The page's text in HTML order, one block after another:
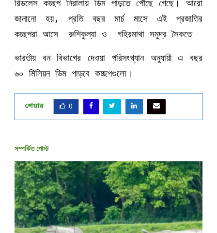
রিডলেস কচ্ছপ নিরালায় ডিম পাড়তে পৌঁছে গেছে। আরো
জানানো হয়, প্রতি বছর মার্চ মাসে এই প্রজাতির
কচ্ছপরা আসে রুশিকুল্যা ও গহিরমাথা সমুদ্র সৈকতে
ভারতীয় বন বিভাগের দেওয়া পরিসংখ্যান অনুযায়ী এ বছর
৬০ মিলিয়ন ডিম পাড়বে কচ্ছপগুলো।
শেয়ার 0
সম্পর্কিত পোস্ট